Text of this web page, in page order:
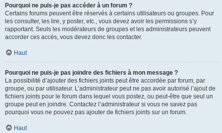
Pourquoi ne puis-je pas accéder à un forum ?
Certains forums peuvent être réservés à certains utilisateurs ou groupes. Pour
les consulter, les lire, y poster, etc., vous devez avoir les permissions s’y
rapportant. Seuls les modérateurs de groupes et les administrateurs peuvent
accorder ces accès, vous devez donc les contacter.
Haut
Pourquoi ne puis-je pas joindre des fichiers à mon message ?
La possibilité d’ajouter des fichiers joints peut être accordée par forum, par
groupe, ou par utilisateur. L’administrateur peut ne pas avoir autorisé l’ajout de
fichiers joints pour le forum dans lequel vous postez, ou peut-être que seul un
groupe peut en joindre. Contactez l’administrateur si vous ne savez pas
pourquoi vous ne pouvez pas ajouter de fichiers joints sur un forum.
Haut